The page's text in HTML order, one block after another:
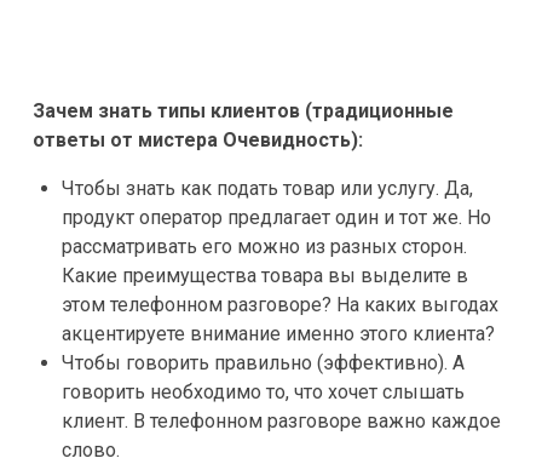
Зачем знать типы клиентов(традиционные
ответы от мистера Очевидность):
Чтобы знать как подать товар или услугу. Да,
продукт оператор предлагает один и тот же. Но
рассматривать его можно из разных сторон.
Какие преимущества товара вы выделите в
этом телефонном разговоре? На каких выгодах
акцентируете внимание именно этого клиента?
Чтобы говорить правильно (эффективно). А
говорить необходимо то, что хочет слышать
клиент. В телефонном разговоре важно каждое
слово.